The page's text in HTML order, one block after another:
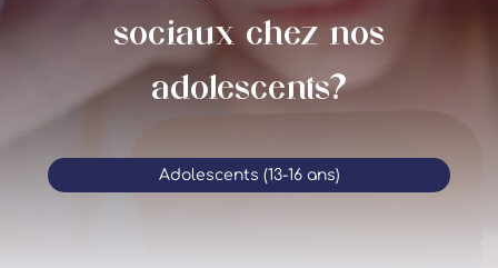
sociaux chez nos
adolescents?
Adolescents (13-16 ans)